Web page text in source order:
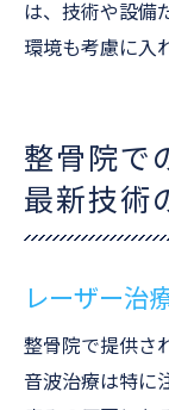
は、技術や設備
環境も考慮に入
整骨院で
最新技術
レーザー治
整骨院で提供さ
音波治療は特に